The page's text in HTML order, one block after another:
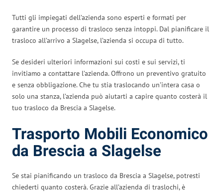
Tutti gli impiegati dell’azienda sono esperti e formati per
garantire un processo di trasloco senza intoppi. Dal pianificare il
trasloco all’arrivo a Slagelse, l’azienda si occupa di tutto.
Se desideri ulteriori informazioni sui costi e sui servizi, ti
invitiamo a contattare l’azienda. Offrono un preventivo gratuito
e senza obbligazione. Che tu stia traslocando un’intera casa o
solo una stanza, l’azienda può aiutarti a capire quanto costerà il
tuo trasloco da Brescia a Slagelse.
Trasporto Mobili Economico
da Brescia a Slagelse
Se stai pianificando un trasloco da Brescia a Slagelse, potresti
chiederti quanto costerà. Grazie all’azienda di traslochi, è